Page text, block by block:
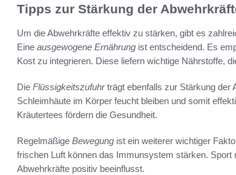
Tipps zur Stärkung der
Um die Abwehrkräfte effektiv zu stärken, gibt es
Eine ausgewogene Ernährung ist entscheidend. Es
Kost zu integrieren. Diese liefern wichtige Nährstoffe,
Die Flüssigkeitszufuhrträgt ebenfalls zur Stärkung der
Schleimhäute im Körper feucht bleiben und somit
Kräutertees fördern die Gesundheit.
Regelmäßige Bewegung ist ein weiterer wichtiger
frischen Luft können das Immunsystem stärken.
Abwehrkräfte positiv beeinflusst.